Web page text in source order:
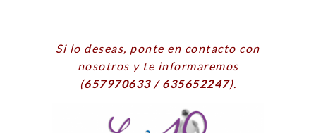
Si lo deseas, ponte en contacto con
nosotros y te informaremos
(657970633 / 635652247).